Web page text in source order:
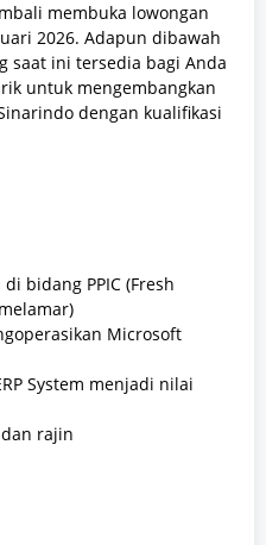
membuka lowongan
2026. Adapun dibawah
saat ini tersedia bagi Anda
untuk mengembangkan
dengan kualifikasi
bidang PPIC (Fresh
Microsoft
System menjadi nilai
rajin